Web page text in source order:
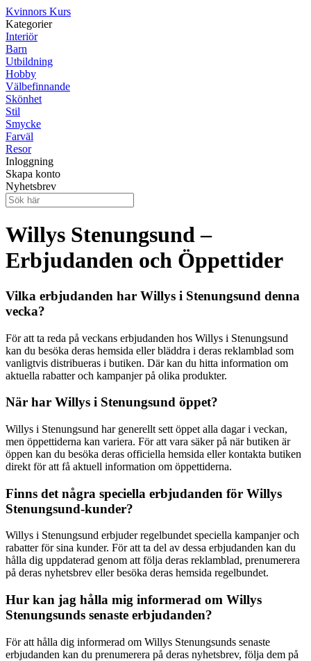
Kvinnors Kurs
Kategorier
Interiör
Barn
Utbildning
Hobby
Välbefinnande
Skönhet
Stil
Smycke
Farväl
Resor
Inloggning
Skapa konto
Nyhetsbrev
Willys Stenungsund –
Erbjudanden och Öppettider
Vilka erbjudanden har Willys i Stenungsund denna
vecka?
För att ta reda på veckans erbjudanden hos Willys i Stenungsund
kan du besöka deras hemsida eller bläddra i deras reklamblad som
vanligtvis distribueras i butiken. Där kan du hitta information om
aktuella rabatter och kampanjer på olika produkter.
När har Willys i Stenungsund öppet?
Willys i Stenungsund har generellt sett öppet alla dagar i veckan,
men öppettiderna kan variera. För att vara säker på när butiken är
öppen kan du besöka deras officiella hemsida eller kontakta butiken
direkt för att få aktuell information om öppettiderna.
Finns det några speciella erbjudanden för Willys
Stenungsund-kunder?
Willys i Stenungsund erbjuder regelbundet speciella kampanjer och
rabatter för sina kunder. För att ta del av dessa erbjudanden kan du
hålla dig uppdaterad genom att följa deras reklamblad, prenumerera
på deras nyhetsbrev eller besöka deras hemsida regelbundet.
Hur kan jag hålla mig informerad om Willys
Stenungsunds senaste erbjudanden?
För att hålla dig informerad om Willys Stenungsunds senaste
erbjudanden kan du prenumerera på deras nyhetsbrev, följa dem på